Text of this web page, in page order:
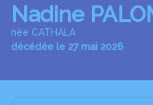
Nadine
née CATHALA
décédée le 27 mai 2026